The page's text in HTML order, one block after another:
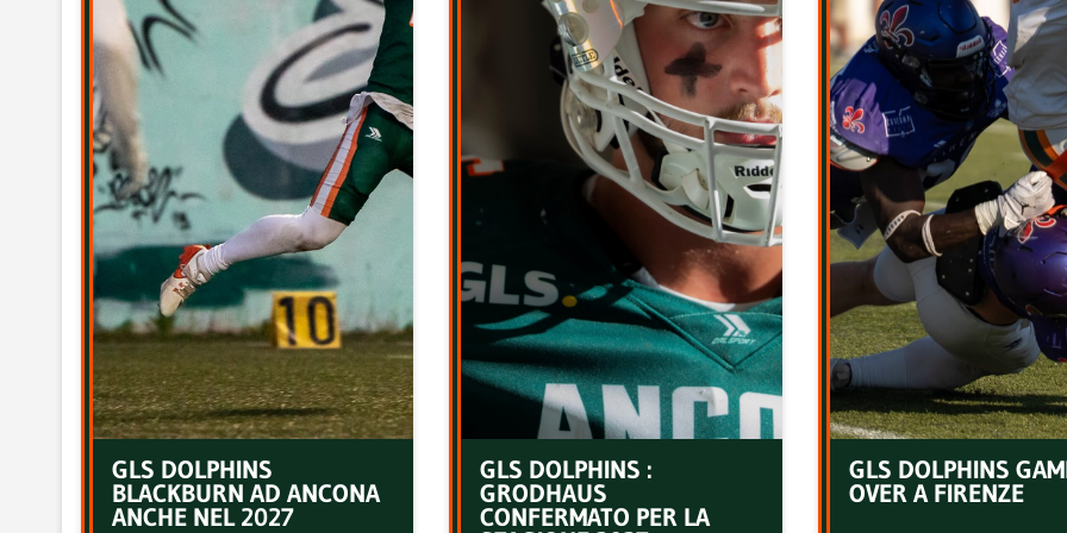
GLS DOLPHINS
BLACKBURN AD ANCONA
ANCHE NEL 2027
GLS DOLPHINS :
GRODHAUS
CONFERMATO PER LA
GLS DOLPHINS
OVER A FIRENZE